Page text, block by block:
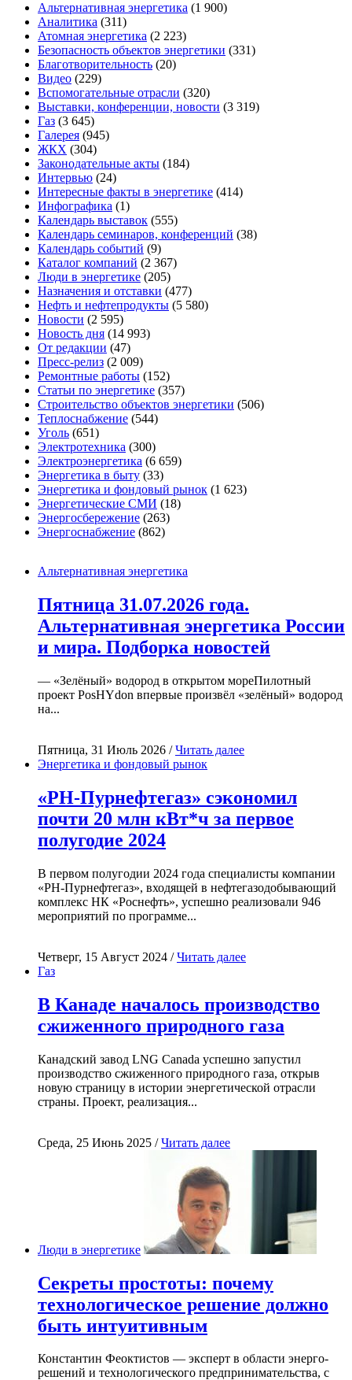
Альтернативная энергетика (1 900)
Аналитика (311)
Атомная энергетика (2 223)
Безопасность объектов энергетики (331)
Благотворительность (20)
Видео (229)
Вспомогательные отрасли (320)
Выставки, конференции, новости (3 319)
Газ (3 645)
Галерея (945)
ЖКХ (304)
Законодательные акты (184)
Интервью (24)
Интересные факты в энергетике (414)
Инфографика (1)
Календарь выставок (555)
Календарь семинаров, конференций (38)
Календарь событий (9)
Каталог компаний (2 367)
Люди в энергетике (205)
Назначения и отставки (477)
Нефть и нефтепродукты (5 580)
Новости (2 595)
Новость дня (14 993)
От редакции (47)
Пресс-релиз (2 009)
Ремонтные работы (152)
Статьи по энергетике (357)
Строительство объектов энергетики (506)
Теплоснабжение (544)
Уголь (651)
Электротехника (300)
Электроэнергетика (6 659)
Энергетика в быту (33)
Энергетика и фондовый рынок (1 623)
Энергетические СМИ (18)
Энергосбережение (263)
Энергоснабжение (862)
Альтернативная энергетика
Пятница 31.07.2026 года.
Альтернативная энергетика России
и мира. Подборка новостей
— «Зелёный» водород в открытом мореПилотный
проект PosHYdon впервые произвёл «зелёный» водород
на...
Пятница, 31 Июль 2026 /Читать далее
Энергетика и фондовый рынок
«РН-Пурнефтегаз» сэкономил
почти 20 млн кВт*ч за первое
полугодие 2024
В первом полугодии 2024 года специалисты компании
«РН-Пурнефтегаз», входящей в нефтегазодобывающий
комплекс НК «Роснефть», успешно реализовали 946
мероприятий по программе...
Четверг, 15 Август 2024 /Читать далее
Газ
В Канаде началось производство
сжиженного природного газа
Канадский завод LNG Canada успешно запустил
производство сжиженного природного газа, открыв
новую страницу в истории энергетической отрасли
страны. Проект, реализация...
Среда, 25 Июнь 2025 /Читать далее
Люди в энергетике
Секреты простоты: почему
технологическое решение должно
быть интуитивным
Константин Феоктистов — эксперт в области энерго-
решений и технологического предпринимательства, с